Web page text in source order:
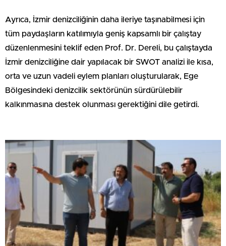
Ayrıca, İzmir denizciliğinin daha ileriye taşınabilmesi için
tüm paydaşların katılımıyla geniş kapsamlı bir çalıştay
düzenlenmesini teklif eden Prof. Dr. Dereli, bu çalıştayda
İzmir denizciliğine dair yapılacak bir SWOT analizi ile kısa,
orta ve uzun vadeli eylem planları oluşturularak, Ege
Bölgesindeki denizcilik sektörünün sürdürülebilir
kalkınmasına destek olunması gerektiğini dile getirdi.